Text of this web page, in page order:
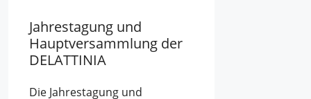
Jahrestagung und
Hauptversammlung der
DELATTINIA
Die Jahrestagung und